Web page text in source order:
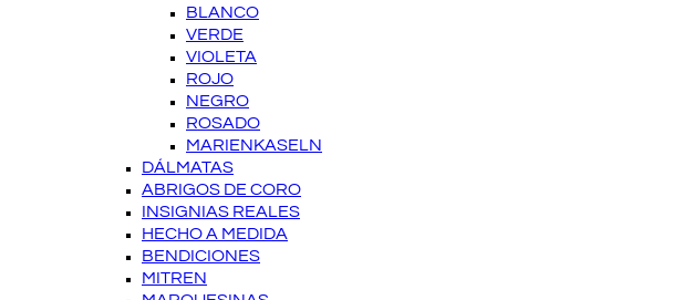
BLANCO
VERDE
VIOLETA
ROJO
NEGRO
ROSADO
MARIENKASELN
DÁLMATAS
ABRIGOS DE CORO
INSIGNIAS REALES
HECHO A MEDIDA
BENDICIONES
MITREN